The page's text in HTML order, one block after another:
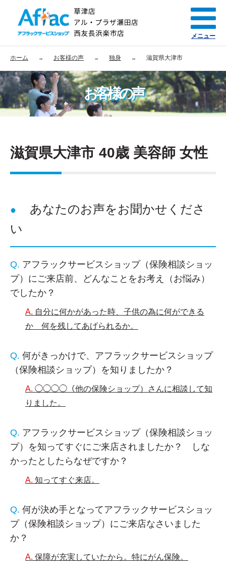
ホーム お客様の声 独身 滋賀県大津市
お客様の声
滋賀県大津市 40歳 美容師 女性
あなたのお声をお聞かせくださ
い
アフラックサービスショップ（保険相談ショッ
プ）にご来店前、どんなことをお考え（お悩み）
でしたか？
自分に何かがあった時、子供の為に何ができる
か 何を残してあげられるか。
何がきっかけで、アフラックサービスショップ
（保険相談ショップ）を知りましたか？
◯◯◯◯（他の保険ショップ）さんに相談して知
りました。
アフラックサービスショップ（保険相談ショッ
プ）を知ってすぐにご来店されましたか？ しな
かったとしたらなぜですか？
知ってすぐ来店。
何が決め手となってアフラックサービスショッ
プ（保険相談ショップ）にご来店なさいました
か？
保障が充実していたから。特にがん保険。
メニュー